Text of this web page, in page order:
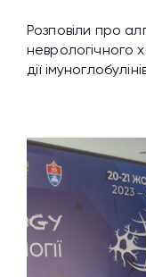
Розповіли про
неврологічного
дії